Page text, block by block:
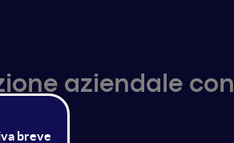
aziendale con